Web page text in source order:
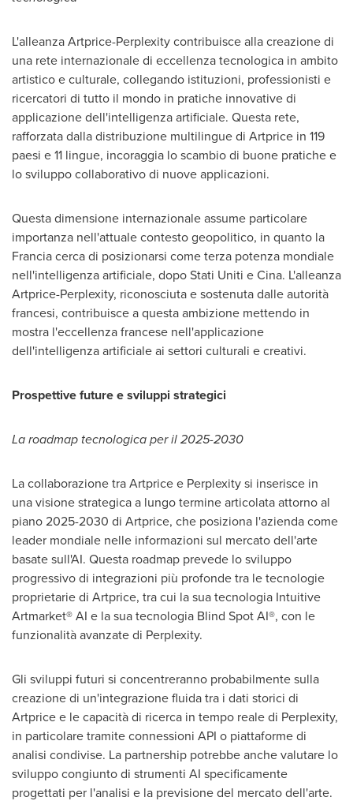
L'alleanza Artprice-Perplexity contribuisce alla creazione di
una rete internazionale di eccellenza tecnologica in ambito
artistico e culturale, collegando istituzioni, professionisti e
ricercatori di tutto il mondo in pratiche innovative di
applicazione dell'intelligenza artificiale. Questa rete,
rafforzata dalla distribuzione multilingue di Artprice in 119
paesi e 11 lingue, incoraggia lo scambio di buone pratiche e
lo sviluppo collaborativo di nuove applicazioni.
Questa dimensione internazionale assume particolare
importanza nell'attuale contesto geopolitico, in quanto la
Francia cerca di posizionarsi come terza potenza mondiale
nell'intelligenza artificiale, dopo Stati Uniti e Cina. L'alleanza
Artprice-Perplexity, riconosciuta e sostenuta dalle autorità
francesi, contribuisce a questa ambizione mettendo in
mostra l'eccellenza francese nell'applicazione
dell'intelligenza artificiale ai settori culturali e creativi.
Prospettive future e sviluppi strategici
La roadmap tecnologica per il 2025-2030
La collaborazione tra Artprice e Perplexity si inserisce in
una visione strategica a lungo termine articolata attorno al
piano 2025-2030 di Artprice, che posiziona l'azienda come
leader mondiale nelle informazioni sul mercato dell'arte
basate sull'AI. Questa roadmap prevede lo sviluppo
progressivo di integrazioni più profonde tra le tecnologie
proprietarie di Artprice, tra cui la sua tecnologia Intuitive
Artmarket® AI e la sua tecnologia Blind Spot AI®, con le
funzionalità avanzate di Perplexity.
Gli sviluppi futuri si concentreranno probabilmente sulla
creazione di un'integrazione fluida tra i dati storici di
Artprice e le capacità di ricerca in tempo reale di Perplexity,
in particolare tramite connessioni API o piattaforme di
analisi condivise. La partnership potrebbe anche valutare lo
sviluppo congiunto di strumenti AI specificamente
progettati per l'analisi e la previsione del mercato dell'arte.